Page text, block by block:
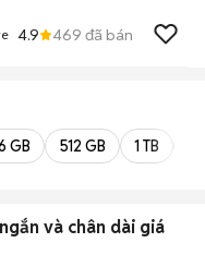
4.9 469 đã bán
GB 512 GB 1 TB
và chân dài giá